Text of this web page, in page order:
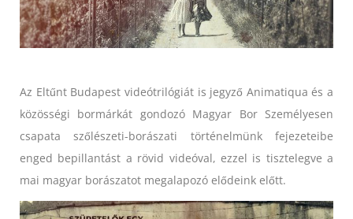
Az Eltűnt Budapest videótrilógiát is jegyző Animatiqua és a
közösségi bormárkát gondozó Magyar Bor Személyesen
csapata szőlészeti-borászati történelmünk fejezeteibe
enged bepillantást a rövid videóval, ezzel is tisztelegve a
mai magyar borászatot megalapozó elődeink előtt.